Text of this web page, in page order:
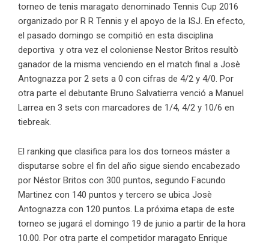
torneo de tenis maragato denominado Tennis Cup 2016
organizado por R R Tennis y el apoyo de la ISJ. En efecto,
el pasado domingo se compitió en esta disciplina
deportiva y otra vez el coloniense Nestor Britos resultò
ganador de la misma venciendo en el match final a Josè
Antognazza por 2 sets a 0 con cifras de 4/2 y 4/0. Por
otra parte el debutante Bruno Salvatierra venció a Manuel
Larrea en 3 sets con marcadores de 1/4, 4/2 y 10/6 en
tiebreak.
El ranking que clasifica para los dos torneos máster a
disputarse sobre el fin del año sigue siendo encabezado
por Néstor Britos con 300 puntos, segundo Facundo
Martinez con 140 puntos y tercero se ubica Josè
Antognazza con 120 puntos. La próxima etapa de este
torneo se jugará el domingo 19 de junio a partir de la hora
10.00. Por otra parte el competidor maragato Enrique